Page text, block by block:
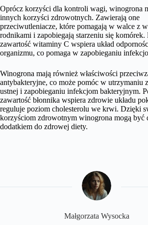
Oprócz korzyści dla kontroli wagi, winogrona
innych korzyści zdrowotnych. Zawierają one
przeciwutleniacze, które pomagają w walce z
rodnikami i zapobiegają starzeniu się komórek.
zawartość witaminy C wspiera układ
organizmu, co pomaga w zapobieganiu
Winogrona mają również właściwości
antybakteryjne, co może pomóc w utrzymaniu
ustnej i zapobieganiu infekcjom bakteryjnym.
zawartość błonnika wspiera zdrowie układu
reguluje poziom cholesterolu we krwi. Dzięki
korzyściom zdrowotnym winogrona mogą być
dodatkiem do zdrowej diety.
Małgorzata Wysocka